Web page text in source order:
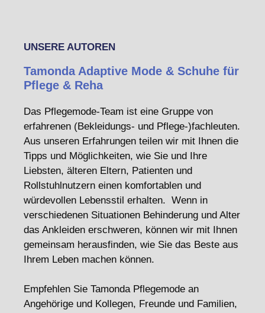
UNSERE AUTOREN
Tamonda Adaptive Mode & Schuhe für
Pflege & Reha
Das Pflegemode-Team ist eine Gruppe von
erfahrenen (Bekleidungs- und Pflege-)fachleuten.
Aus unseren Erfahrungen teilen wir mit Ihnen die
Tipps und Möglichkeiten, wie Sie und Ihre
Liebsten, älteren Eltern, Patienten und
Rollstuhlnutzern einen komfortablen und
würdevollen Lebensstil erhalten. Wenn in
verschiedenen Situationen Behinderung und Alter
das Ankleiden erschweren, können wir mit Ihnen
gemeinsam herausfinden, wie Sie das Beste aus
Ihrem Leben machen können.
Empfehlen Sie Tamonda Pflegemode an
Angehörige und Kollegen, Freunde und Familien,